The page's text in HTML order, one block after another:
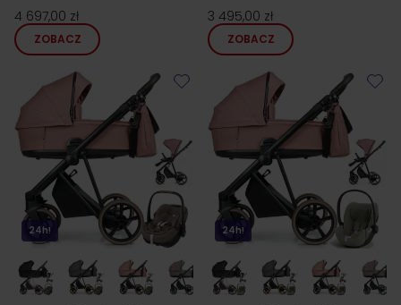
4 697,00 zł
ZOBACZ
3 495,00 zł
ZOBACZ
24h! 24h!